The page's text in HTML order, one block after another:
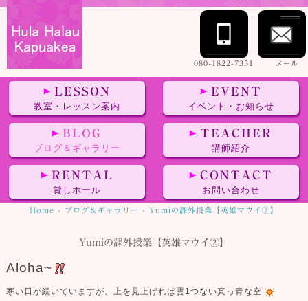
080-1822-7351 メール
LESSON
教室・レッスン案内
EVENT
イベント・お知らせ
BLOG
ブログ＆ギャラリー
TEACHER
講師紹介
RENTAL
貸しホール
CONTACT
お問い合わせ
Home › ブログ＆ギャラリー › Yumiの課外授業【英雄マウイ②】
Yumiの課外授業【英雄マウイ②】
Aloha~
寒い日が続いていますが、上を見上げれば雲1つない真っ青な空